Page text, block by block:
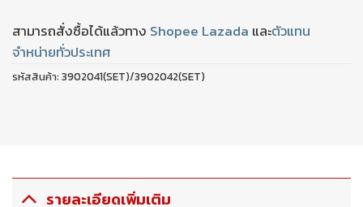
สามารถสั่งซื้อได้แล้วทาง Shopee Lazada และตัวแทน
จำหน่ายทั่วประเทศ
รหัสสินค้า:3902041(SET)/3902042(SET)
รายละเอียดเพิ่มเติม